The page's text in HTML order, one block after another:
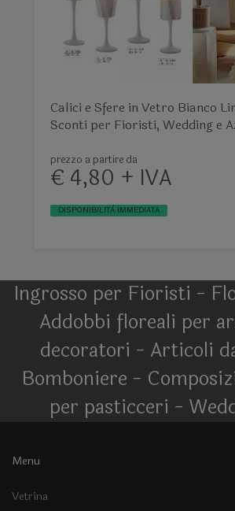
Calici e Sfere in Vetro Bianco
Sconti per Fioristi, Wedding e
prezzo a partire da
€ 4,80 + IVA
DISPONIBILITÀ IMMEDIATA
Ingrosso per Fioristi -
Addobbi floreali per
decoratori - Articoli
Bomboniere -
per pasticceri -
Menu
Vetrina